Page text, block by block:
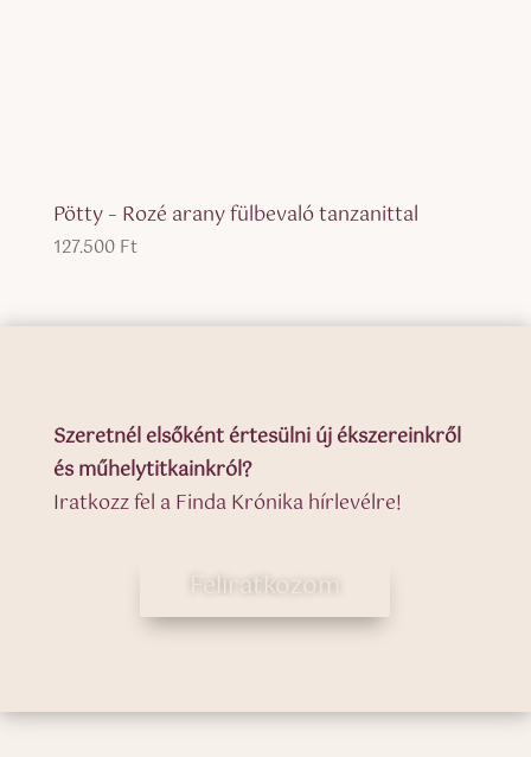
Pötty – Rozé arany fülbevaló tanzanittal
127.500 Ft
Szeretnél elsőként értesülni új ékszereinkről
és műhelytitkainkról?
Iratkozz fel a Finda Krónika hírlevélre!
Feliratkozom